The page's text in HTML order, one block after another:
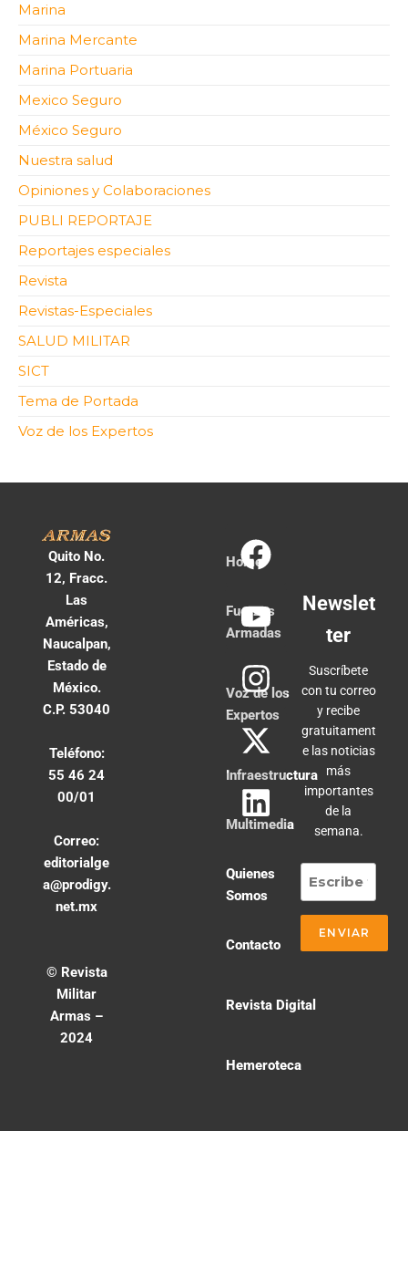
Marina
Marina Mercante
Marina Portuaria
Mexico Seguro
México Seguro
Nuestra salud
Opiniones y Colaboraciones
PUBLI REPORTAJE
Reportajes especiales
Revista
Revistas-Especiales
SALUD MILITAR
SICT
Tema de Portada
Voz de los Expertos
Quito No.
12, Fracc.
Las
Américas,
Naucalpan,
Estado de
México.
C.P. 53040
Teléfono:
55 46 24
00/01
Correo:
editorialge
a@prodigy.
net.mx
© Revista
Militar
Armas –
2024
Home
Fuerzas
Armadas
Voz de los
Expertos
Infraestructura
Multimedia
Quienes
Somos
Contacto
Revista Digital
Hemeroteca
Newslet
ter
Suscríbete
con tu correo
y recibe
gratuitament
e las noticias
más
importantes
de la
semana.